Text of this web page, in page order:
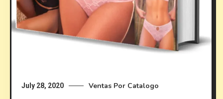
July 28, 2020 Ventas Por Catalogo